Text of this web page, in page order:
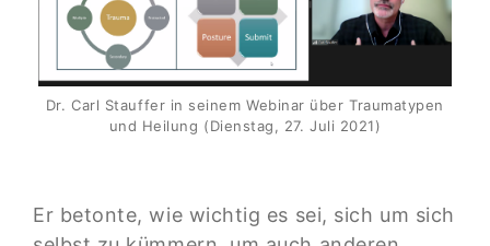
Dr. Carl Stauffer in seinem Webinar über Traumatypen
und Heilung (Dienstag, 27. Juli 2021)
Er betonte, wie wichtig es sei, sich um sich